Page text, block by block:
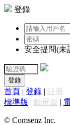
登錄
安全提問(未
登錄
首頁 | 登錄 | 註冊
標準版 | 觸屏版 |
© Comsenz Inc.